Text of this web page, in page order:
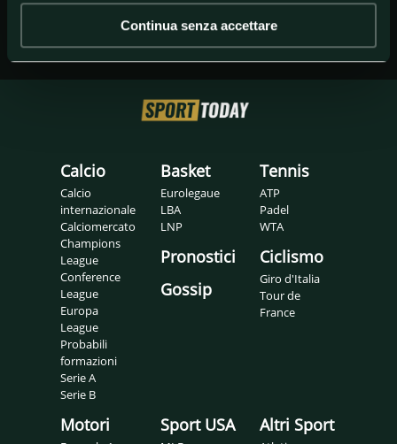
Continua senza accettare
Calcio
Calcio
internazionale
Calciomercato
Champions
League
Conference
League
Europa
League
Probabili
formazioni
Serie A
Serie B
Basket
Eurolegaue
LBA
LNP
Pronostici
Gossip
Tennis
ATP
Padel
WTA
Ciclismo
Giro d'Italia
Tour de
France
Motori Sport USA Altri Sport